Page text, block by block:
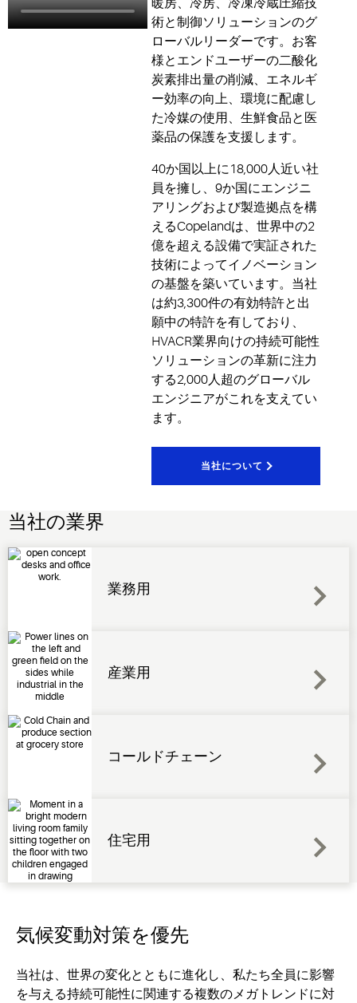
暖房、冷房、冷凍冷蔵圧縮技
術と制御ソリューションのグ
ローバルリーダーです。お客
様とエンドユーザーの二酸化
炭素排出量の削減、エネルギ
ー効率の向上、環境に配慮し
た冷媒の使用、生鮮食品と医
薬品の保護を支援します。
40か国以上に18,000人近い社
員を擁し、9か国にエンジニ
アリングおよび製造拠点を構
えるCopelandは、世界中の2
億を超える設備で実証された
技術によってイノベーション
の基盤を築いています。当社
は約3,300件の有効特許と出
願中の特許を有しており、
HVACR業界向けの持続可能性
ソリューションの革新に注力
する2,000人超のグローバル
エンジニアがこれを支えてい
ます。
当社について
当社の業界
業務用
産業用
コールドチェーン
住宅用
気候変動対策を優先
当社は、世界の変化とともに進化し、私たち全員に影響
を与える持続可能性に関連する複数のメガトレンドに対